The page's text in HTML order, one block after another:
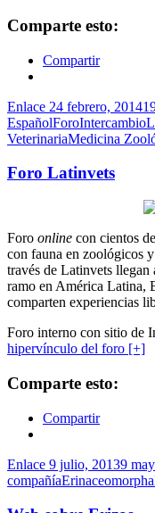
Comparte esto:
Compartir
Enlace 24 febrero, 2014
EspañolForoIntercambio
VeterinariaMedicina
Foro Latinvets
Foro online con cientos
con fauna en zoológicos
través de Latinvets llegan
ramo en América Latina,
comparten experiencias
Foro interno con sitio de
hipervínculo del foro [+]
Comparte esto:
Compartir
Enlace 9 julio, 20139
compañíaErinaceomorpha